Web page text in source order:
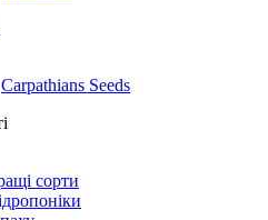
Carpathians Seeds
сорти